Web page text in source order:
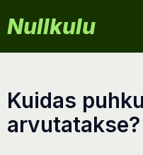
Nullkulu
kuidas puhkusetasu
arvutatakse?